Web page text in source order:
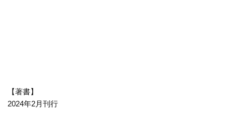
【著書】
2024年2月刊行